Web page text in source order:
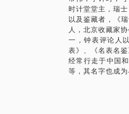
帮您列出钟表
让您开始真心
跟您聊聊倒
PS.茫茫人海
将送上一本
有兴趣的朋友
我们可以品茗
时计堂堂主，瑞
以及鉴藏者，《
人，北京收藏家
一，钟表评论人
表》、《名表名
经常行走于中国
等，其名字也成